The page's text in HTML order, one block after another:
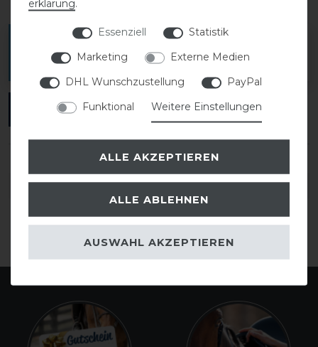
Melde dich an, um eine Kundenrezension zu
verfassen.
ANMELDEN
DETAILS ZUR PRODUKTSICHERHEIT
erklärung.
Essenziell
Statistik
Marketing
Externe Medien
DHL Wunschzustellung
PayPal
Funktional
Weitere Einstellungen
ALLE AKZEPTIEREN
ALLE ABLEHNEN
AUSWAHL AKZEPTIEREN